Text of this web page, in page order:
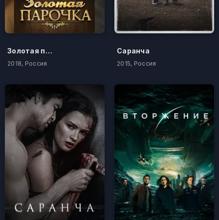
Золотая парочка
2018, Россия
Саранча
2015, Россия